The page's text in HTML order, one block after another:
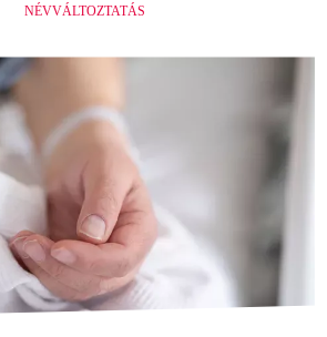
NÉVVÁLTOZTATÁS